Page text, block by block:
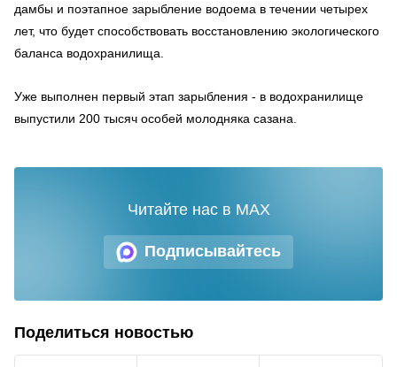
дамбы и поэтапное зарыбление водоема в течении четырех
лет, что будет способствовать восстановлению экологического
баланса водохранилища.
Уже выполнен первый этап зарыбления - в водохранилище
выпустили 200 тысяч особей молодняка сазана.
Подписывайтесь
Читайте нас в MAX
Поделиться новостью